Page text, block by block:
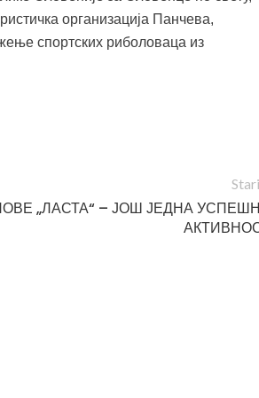
организација Панчева,
спортских риболоваца из
„ЛАСТА“ – ЈОШ ЈЕДНА